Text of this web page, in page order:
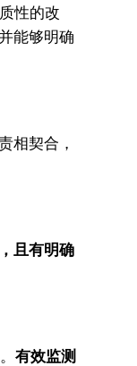
性的改
能够明确
相契合，
且有明确
有效监测